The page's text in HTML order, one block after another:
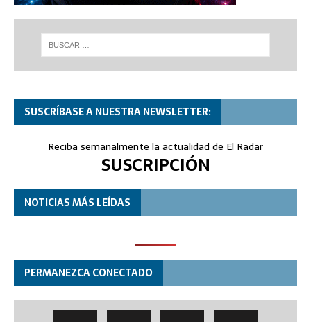
SUSCRÍBASE A NUESTRA NEWSLETTER:
Reciba semanalmente la actualidad de El Radar
SUSCRIPCIÓN
NOTICIAS MÁS LEÍDAS
PERMANEZCA CONECTADO